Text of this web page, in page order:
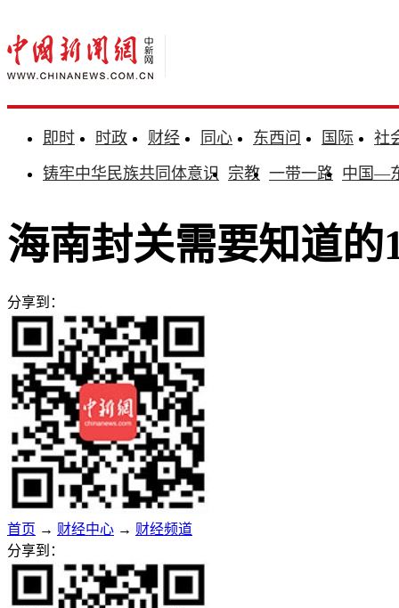
即时 时政 财经 同心 东西问 国际
社
铸牢中华民族共同体意识 宗教 一带一路 中国—
海南封关需要知道的
分享到：
首页 → 财经中心 → 财经频道
分享到：